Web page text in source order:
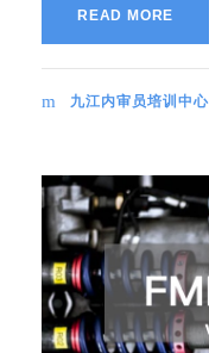
READ MORE
九江内审员培训中心